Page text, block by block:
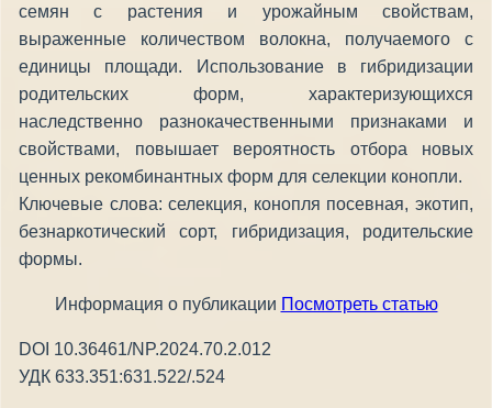
семян с растения и урожайным свойствам,
выраженные количеством волокна, получаемого с
единицы площади. Использование в гибридизации
родительских форм, характеризующихся
наследственно разнокачественными признаками и
свойствами, повышает вероятность отбора новых
ценных рекомбинантных форм для селекции конопли.
Ключевые слова: селекция, конопля посевная, экотип,
безнаркотический сорт, гибридизация, родительские
формы.
Информация о публикации Посмотреть статью
DOI 10.36461/NP.2024.70.2.012
УДК 633.351:631.522/.524